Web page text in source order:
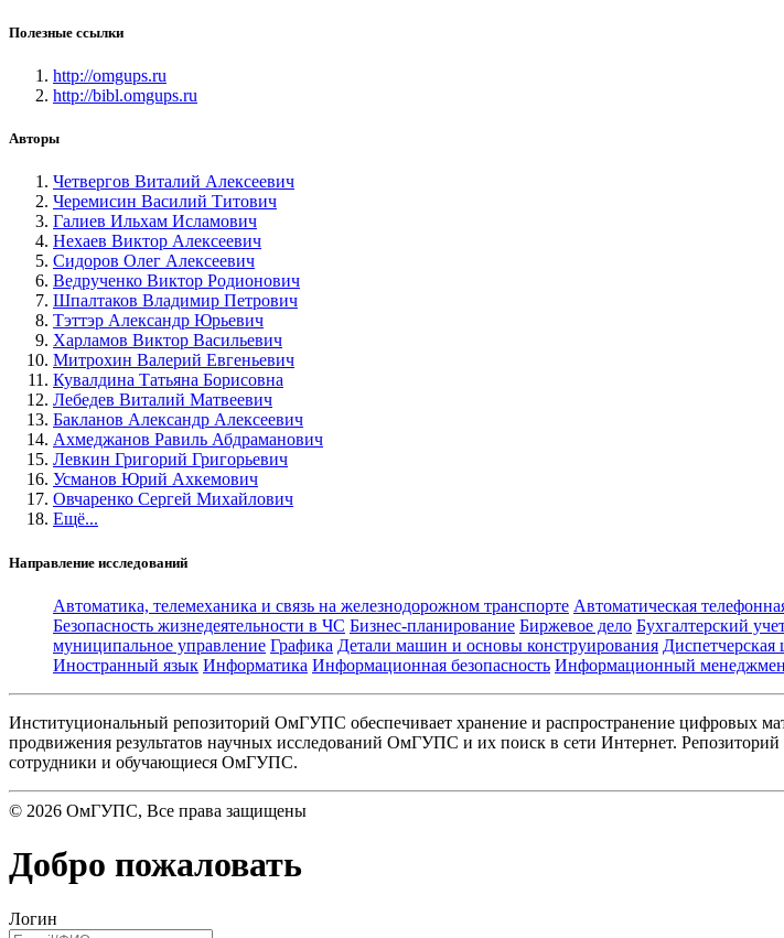
Полезные ссылки
http://omgups.ru
http://bibl.omgups.ru
Авторы
Четвергов Виталий Алексеевич
Черемисин Василий Титович
Галиев Ильхам Исламович
Нехаев Виктор Алексеевич
Сидоров Олег Алексеевич
Ведрученко Виктор Родионович
Шпалтаков Владимир Петрович
Тэттэр Александр Юрьевич
Харламов Виктор Васильевич
Митрохин Валерий Евгеньевич
Кувалдина Татьяна Борисовна
Лебедев Виталий Матвеевич
Бакланов Александр Алексеевич
Ахмеджанов Равиль Абдраманович
Левкин Григорий Григорьевич
Усманов Юрий Ахкемович
Овчаренко Сергей Михайлович
Ещё...
Направление исследований
Автоматика, телемеханика и связь на железнодорожном транспорте Автоматическая
Безопасность жизнедеятельности в ЧС Бизнес-планирование Биржевое дело Бухгалтерский
муниципальное управление Графика Детали машин и основы конструирования Диспетчерская
Иностранный язык Информатика Информационная безопасность Информационный
Институциональный репозиторий ОмГУПС обеспечивает хранение и распространение цифровых
продвижения результатов научных исследований ОмГУПС и их поиск в сети Интернет.
сотрудники и обучающиеся ОмГУПС.
© 2026 ОмГУПС, Все права защищены
Добро пожаловать
Логин